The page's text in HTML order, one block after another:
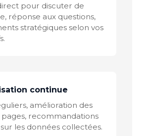
pour discuter de
réponse aux questions,
stratégiques selon vos
continue
amélioration des
pages, recommandations
les données collectées.